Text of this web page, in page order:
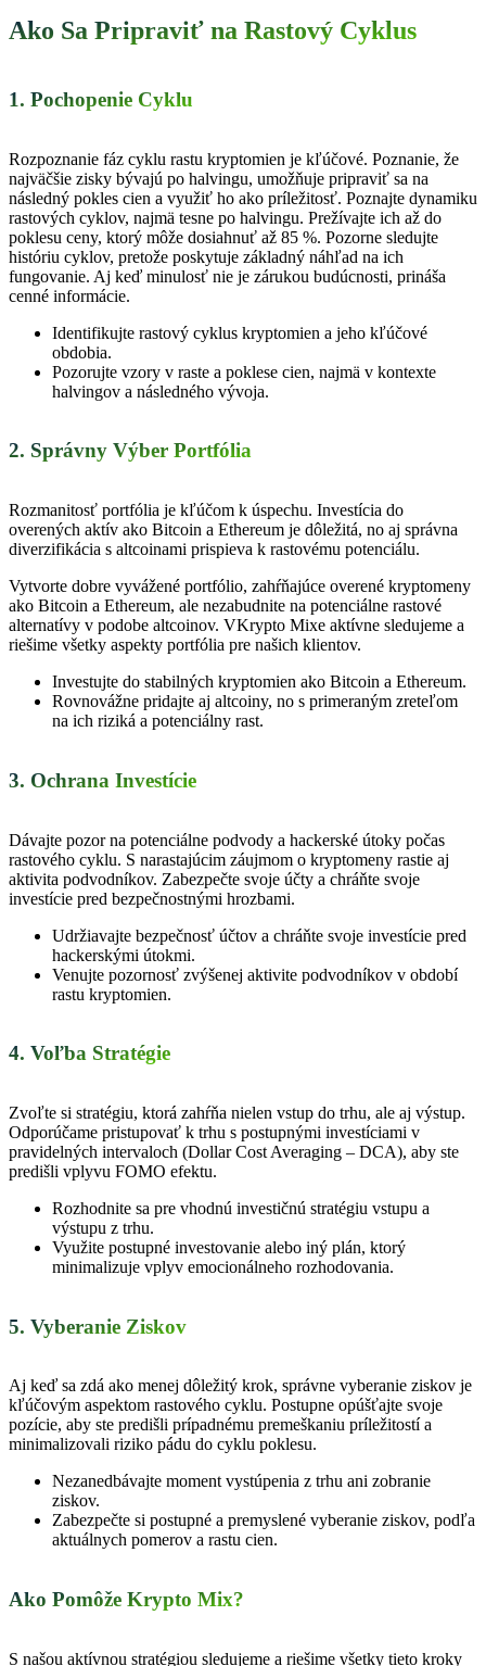
Ako Sa Pripraviť na Rastový Cyklus
1. Pochopenie Cyklu
Rozpoznanie fáz cyklu rastu kryptomien je kľúčové. Poznanie, že
najväčšie zisky bývajú po halvingu, umožňuje pripraviť sa na
následný pokles cien a využiť ho ako príležitosť. Poznajte dynamiku
rastových cyklov, najmä tesne po halvingu. Prežívajte ich až do
poklesu ceny, ktorý môže dosiahnuť až 85 %. Pozorne sledujte
históriu cyklov, pretože poskytuje základný náhľad na ich
fungovanie. Aj keď minulosť nie je zárukou budúcnosti, prináša
cenné informácie.
Identifikujte rastový cyklus kryptomien a jeho kľúčové
obdobia.
Pozorujte vzory v raste a poklese cien, najmä v kontexte
halvingov a následného vývoja.
2. Správny Výber Portfólia
Rozmanitosť portfólia je kľúčom k úspechu. Investícia do
overených aktív ako Bitcoin a Ethereum je dôležitá, no aj správna
diverzifikácia s altcoinami prispieva k rastovému potenciálu.
Vytvorte dobre vyvážené portfólio, zahŕňajúce overené kryptomeny
ako Bitcoin a Ethereum, ale nezabudnite na potenciálne rastové
alternatívy v podobe altcoinov. VKrypto Mixe aktívne sledujeme a
riešime všetky aspekty portfólia pre našich klientov.
Investujte do stabilných kryptomien ako Bitcoin a Ethereum.
Rovnovážne pridajte aj altcoiny, no s primeraným zreteľom
na ich riziká a potenciálny rast.
3. Ochrana Investície
Dávajte pozor na potenciálne podvody a hackerské útoky počas
rastového cyklu. S narastajúcim záujmom o kryptomeny rastie aj
aktivita podvodníkov. Zabezpečte svoje účty a chráňte svoje
investície pred bezpečnostnými hrozbami.
Udržiavajte bezpečnosť účtov a chráňte svoje investície pred
hackerskými útokmi.
Venujte pozornosť zvýšenej aktivite podvodníkov v období
rastu kryptomien.
4. Voľba Stratégie
Zvoľte si stratégiu, ktorá zahŕňa nielen vstup do trhu, ale aj výstup.
Odporúčame pristupovať k trhu s postupnými investíciami v
pravidelných intervaloch (Dollar Cost Averaging – DCA), aby ste
predišli vplyvu FOMO efektu.
Rozhodnite sa pre vhodnú investičnú stratégiu vstupu a
výstupu z trhu.
Využite postupné investovanie alebo iný plán, ktorý
minimalizuje vplyv emocionálneho rozhodovania.
5. Vyberanie Ziskov
Aj keď sa zdá ako menej dôležitý krok, správne vyberanie ziskov je
kľúčovým aspektom rastového cyklu. Postupne opúšťajte svoje
pozície, aby ste predišli prípadnému premeškaniu príležitostí a
minimalizovali riziko pádu do cyklu poklesu.
Nezanedbávajte moment vystúpenia z trhu ani zobranie
ziskov.
Zabezpečte si postupné a premyslené vyberanie ziskov, podľa
aktuálnych pomerov a rastu cien.
Ako Pomôže Krypto Mix?
S našou aktívnou stratégiou sledujeme a riešime všetky tieto kroky